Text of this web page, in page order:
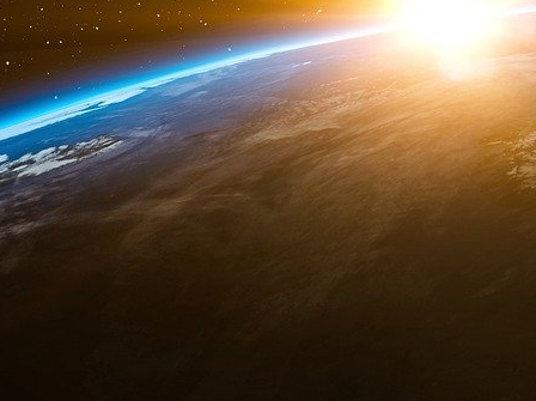
à-dire les entreprises) pourront acheter
2024. Les banques pourront saisir une
vendre aux enchères pour un usage
personnes physiques ou morales qui louent
être prioritaires pour l’achat du terrain en cas
Une ancienne interdiction empêche les
des terres en Ukraine sera maintenue, bien
Le gouvernement et les institutions